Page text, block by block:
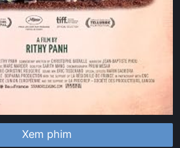
Xem phim